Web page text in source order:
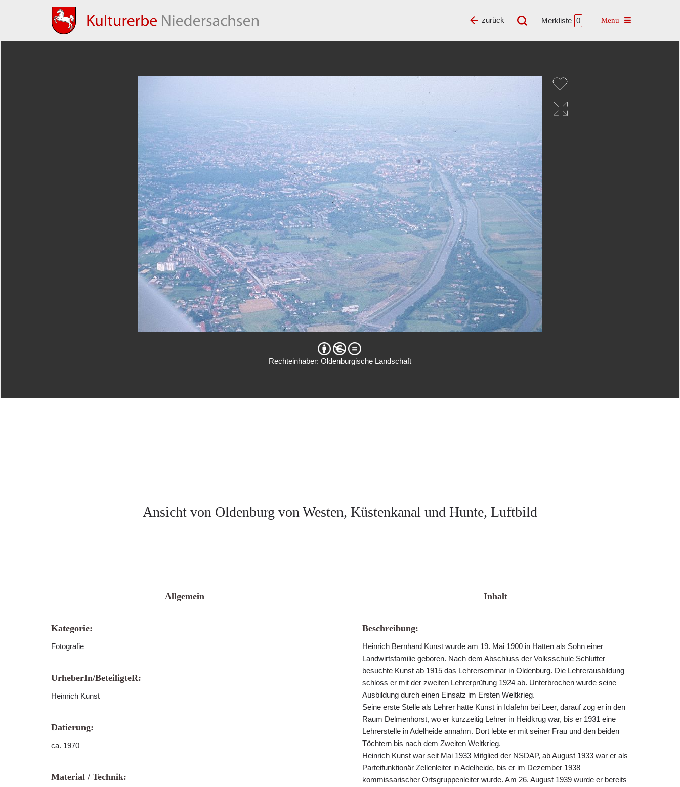
Merkliste 0 Toggle navigation
zurück
Rechteinhaber: Oldenburgische Landschaft
Ansicht von Oldenburg von Westen, Küstenkanal und Hunte, Luftbild
Allgemein
Kategorie:
Fotografie
UrheberIn/BeteiligteR:
Heinrich Kunst
Datierung:
ca. 1970
Material / Technik:
Inhalt
Beschreibung:
Heinrich Bernhard Kunst wurde am 19. Mai 1900 in Hatten als Sohn einer
Landwirtsfamilie geboren. Nach dem Abschluss der Volksschule Schlutter
besuchte Kunst ab 1915 das Lehrerseminar in Oldenburg. Die Lehrerausbildung
schloss er mit der zweiten Lehrerprüfung 1924 ab. Unterbrochen wurde seine
Ausbildung durch einen Einsatz im Ersten Weltkrieg.
Seine erste Stelle als Lehrer hatte Kunst in Idafehn bei Leer, darauf zog er in den
Raum Delmenhorst, wo er kurzzeitig Lehrer in Heidkrug war, bis er 1931 eine
Lehrerstelle in Adelheide annahm. Dort lebte er mit seiner Frau und den beiden
Töchtern bis nach dem Zweiten Weltkrieg.
Heinrich Kunst war seit Mai 1933 Mitglied der NSDAP, ab August 1933 war er als
Parteifunktionär Zellenleiter in Adelheide, bis er im Dezember 1938
kommissarischer Ortsgruppenleiter wurde. Am 26. August 1939 wurde er bereits